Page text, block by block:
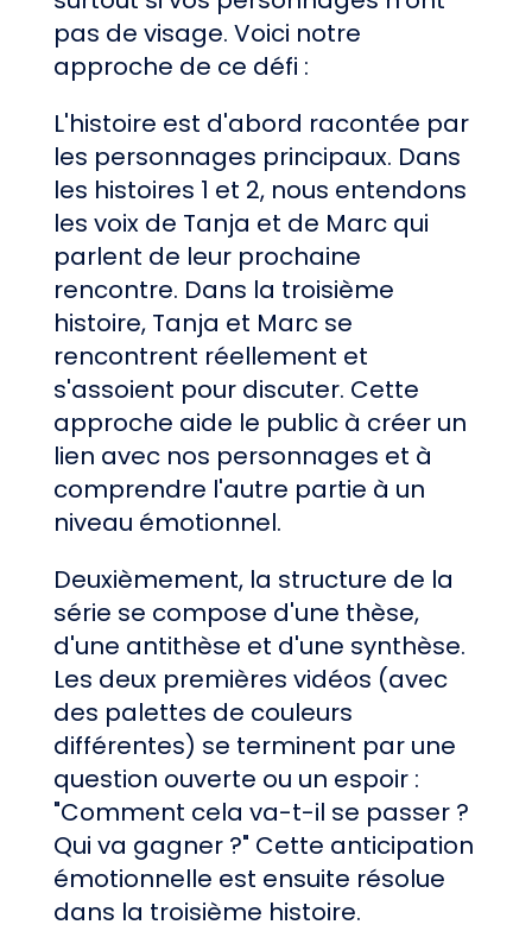
pas de visage. Voici notre
approche de ce défi :
L'histoire est d'abord racontée par
les personnages principaux. Dans
les histoires 1 et 2, nous entendons
les voix de Tanja et de Marc qui
parlent de leur prochaine
rencontre. Dans la troisième
histoire, Tanja et Marc se
rencontrent réellement et
s'assoient pour discuter. Cette
approche aide le public à créer un
lien avec nos personnages et à
comprendre l'autre partie à un
niveau émotionnel.
Deuxièmement, la structure de la
série se compose d'une thèse,
d'une antithèse et d'une synthèse.
Les deux premières vidéos (avec
des palettes de couleurs
différentes) se terminent par une
question ouverte ou un espoir :
"Comment cela va-t-il se passer ?
Qui va gagner ?" Cette anticipation
émotionnelle est ensuite résolue
dans la troisième histoire.